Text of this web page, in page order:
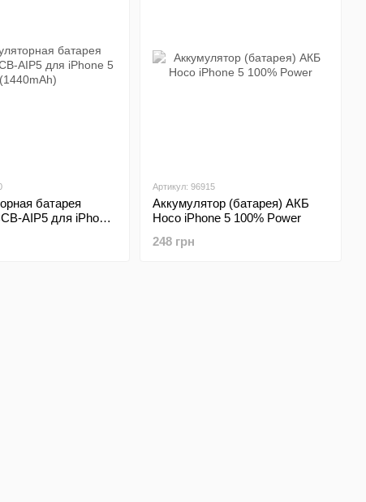
батарея
AIP5 для iPhone
Артикул: 96915
Аккумулятор (батарея) АКБ
Hoco iPhone 5 100% Power
248 грн